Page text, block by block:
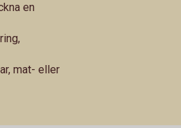
en
mat- eller